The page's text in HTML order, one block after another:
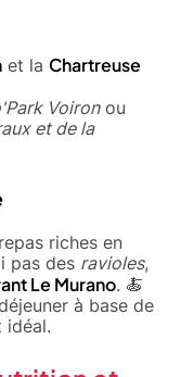
et la Chartreuse
Voironou
et de la
riches en
pas des ravioles,
Le Murano. 🍝
à base de
idéal.